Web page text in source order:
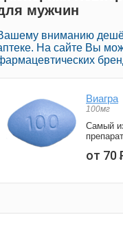
мужчин
вниманию
На сайте Вы
Виагра
100мг
Самый
препарат
от 70